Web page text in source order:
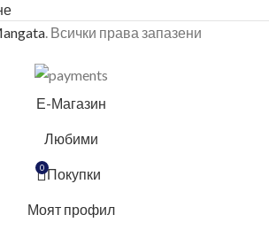
. Всички права запазени
Е-Магазин
Любими
0 Покупки
Моят профил